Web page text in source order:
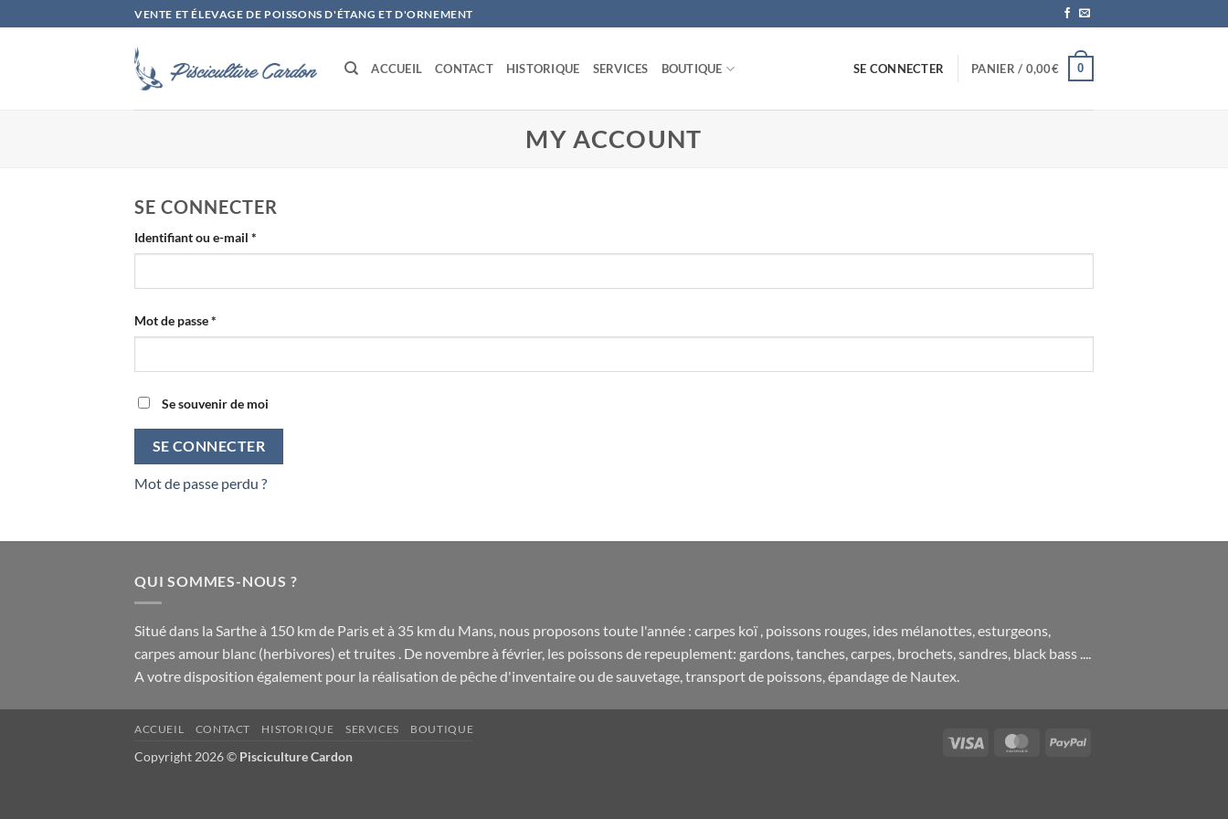
au
VENTE ET ÉLEVAGE DE POISSONS D'ÉTANG ET D'ORNEMENT
ACCUEIL CONTACT HISTORIQUE SERVICES BOUTIQUE SE CONNECTER PANIER / 0,00€ 0
MY ACCOUNT
SE CONNECTER
Identifiant ou e-mail *
Mot de passe*
Se souvenir de moi
SE CONNECTER
Mot de passe perdu ?
QUI SOMMES-NOUS ?
Situé dans la Sarthe à 150 km de Paris et à 35 km du Mans, nous proposons toute l'année : carpes koï , poissons rouges, ides mélanottes, esturgeons,
carpes amour blanc (herbivores) et truites . De novembre à février, les poissons de repeuplement: gardons, tanches, carpes, brochets, sandres, black bass ....
A votre disposition également pour la réalisation de pêche d'inventaire ou de sauvetage, transport de poissons, épandage de Nautex.
Visa MasterCardPayPal
ACCUEIL CONTACT HISTORIQUE SERVICES BOUTIQUE
Copyright 2026 © Pisciculture Cardon